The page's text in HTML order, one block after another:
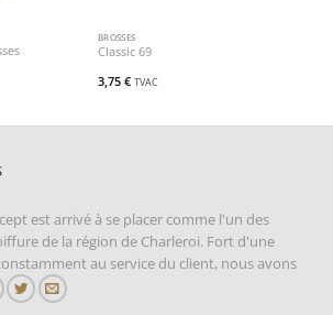
BROSSES
Classic 69
3,75 € TVAC
est arrivé à se placer comme l'un des
de la région de Charleroi. Fort d'une
au service du client, nous avons